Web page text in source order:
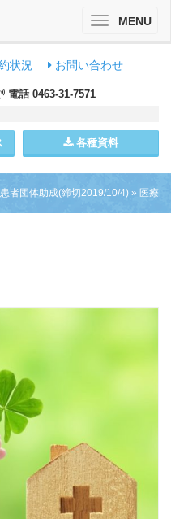
状況 お問い合わせ
電話 0463-31-7571
各種資料
ToggleMENU
者団体助成(締切2019/10/4) » 医療